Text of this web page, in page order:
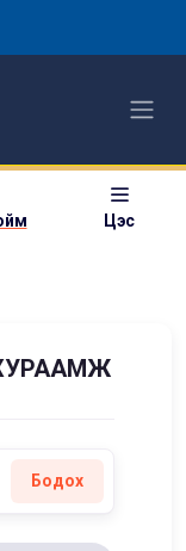
Цэс
Бодох